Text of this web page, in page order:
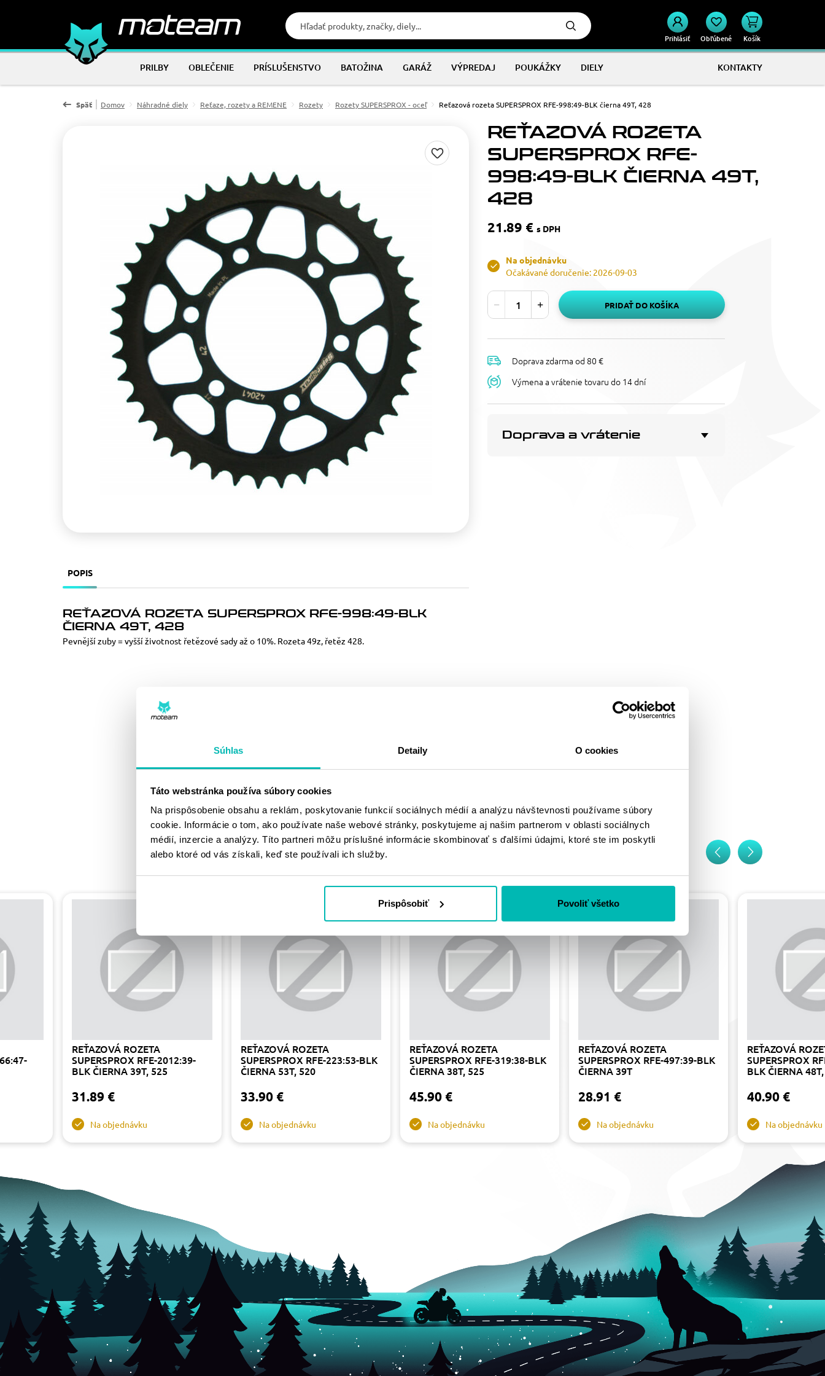
Súhlas Detaily O cookies
Táto webstránka používa súbory cookies
Na prispôsobenie obsahu a reklám, poskytovanie funkcií sociálnych médií a analýzu návštevnosti používame súbory
cookie. Informácie o tom, ako používate naše webové stránky, poskytujeme aj našim partnerom v oblasti sociálnych
médií, inzercie a analýzy. Títo partneri môžu príslušné informácie skombinovať s ďalšími údajmi, ktoré ste im poskytli
alebo ktoré od vás získali, keď ste používali ich služby.
Prispôsobiť Povoliť všetko
Prihlásiť Obľúbené Košík
PRILBY OBLEČENIE PRÍSLUŠENSTVO BATOŽINA GARÁŽ VÝPREDAJ POUKÁŽKY DIELY KONTAKTY
Späť Domov Náhradné diely Reťaze, rozety a REMENE Rozety Rozety SUPERSPROX - oceľ Reťazová rozeta SUPERSPROX RFE-998:49-BLK čierna 49T, 428
REŤAZOVÁ ROZETA
SUPERSPROX RFE-
998:49-BLK ČIERNA 49T,
428
21.89 € s DPH
Na objednávku
Očakávané doručenie: 2026-09-03
PRIDAŤ DO KOŠÍKA
Doprava zdarma od 80 €
Výmena a vrátenie tovaru do 14 dní
Doprava a vrátenie
POPIS
REŤAZOVÁ ROZETA SUPERSPROX RFE-998:49-BLK
ČIERNA 49T, 428
Pevnější zuby = vyšší životnost řetězové sady až o 10%. Rozeta 49z, řetěz 428.
PODOBNÉ
PRODUKTY
REŤAZOVÁ ROZETA
SUPERSPROX RFE-2012:39-
BLK ČIERNA 39T, 525
31.89 €
Na objednávku
REŤAZOVÁ ROZETA
SUPERSPROX RFE-223:53-BLK
ČIERNA 53T, 520
33.90 €
Na objednávku
REŤAZOVÁ ROZETA
SUPERSPROX RFE-319:38-BLK
ČIERNA 38T, 525
45.90 €
Na objednávku
REŤAZOVÁ ROZETA
SUPERSPROX RFE-497:39-BLK
ČIERNA 39T
28.91 €
Na objednávku
REŤAZOVÁ
SUPERSPROX
BLK ČIERNA
40.90 €
Na objednávku